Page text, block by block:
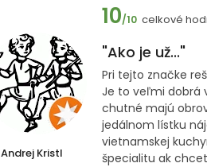
Andrej Kristl
10/10 celkové
"Ako je už..."
Pri tejto značke
Je to veľmi dobrá
chutné majú
jedálnom lístku
vietnamskej
špecialitu ak